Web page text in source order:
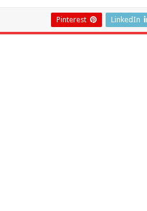
LinkedIn
Pinterest